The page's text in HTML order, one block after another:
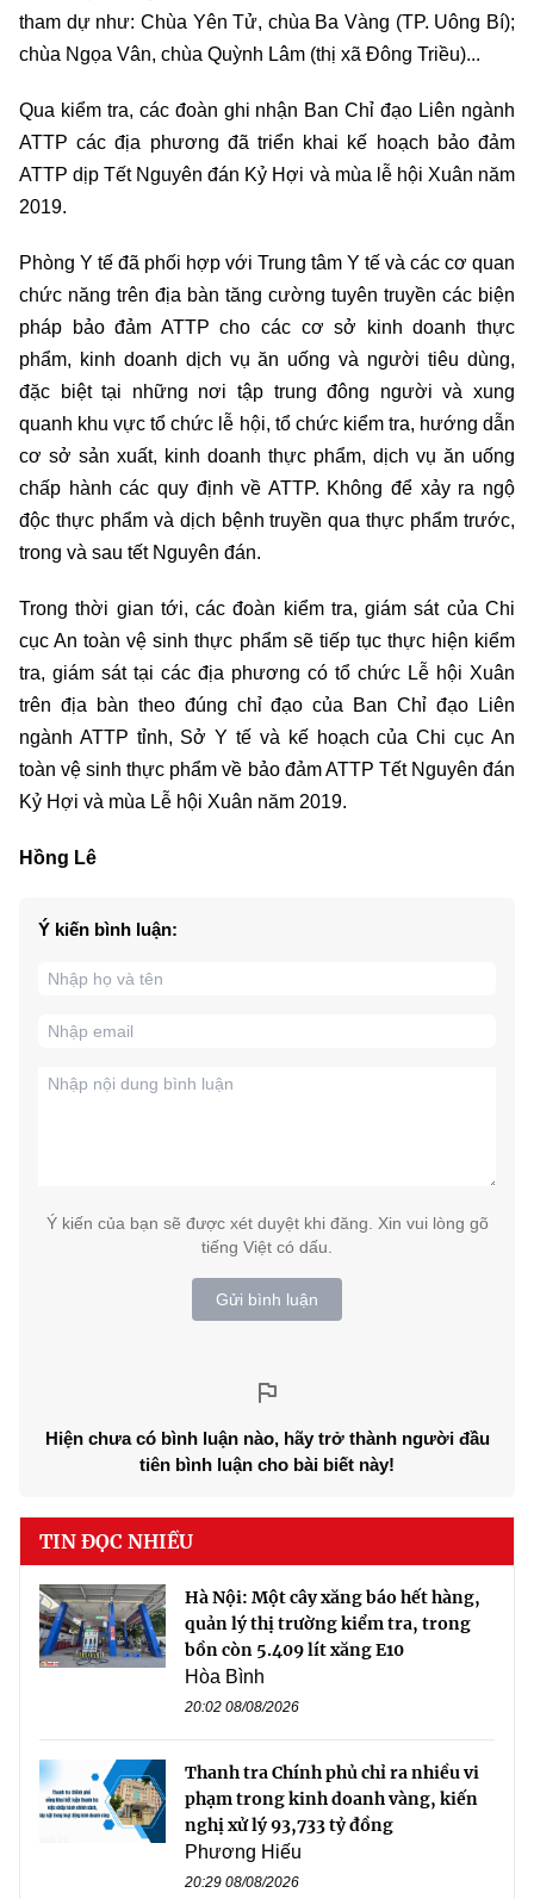
tham dự như: Chùa Yên Tử, chùa Ba Vàng (TP. Uông Bí);
chùa Ngọa Vân, chùa Quỳnh Lâm (thị xã Đông Triều)...
Qua kiểm tra, các đoàn ghi nhận Ban Chỉ đạo Liên ngành
ATTP các địa phương đã triển khai kế hoạch bảo đảm
ATTP dịp Tết Nguyên đán Kỷ Hợi và mùa lễ hội Xuân năm
2019.
Phòng Y tế đã phối hợp với Trung tâm Y tế và các cơ quan
chức năng trên địa bàn tăng cường tuyên truyền các biện
pháp bảo đảm ATTP cho các cơ sở kinh doanh thực
phẩm, kinh doanh dịch vụ ăn uống và người tiêu dùng,
đặc biệt tại những nơi tập trung đông người và xung
quanh khu vực tổ chức lễ hội, tổ chức kiểm tra, hướng dẫn
cơ sở sản xuất, kinh doanh thực phẩm, dịch vụ ăn uống
chấp hành các quy định về ATTP. Không để xảy ra ngộ
độc thực phẩm và dịch bệnh truyền qua thực phẩm trước,
trong và sau tết Nguyên đán.
Trong thời gian tới, các đoàn kiểm tra, giám sát của Chi
cục An toàn vệ sinh thực phẩm sẽ tiếp tục thực hiện kiểm
tra, giám sát tại các địa phương có tổ chức Lễ hội Xuân
trên địa bàn theo đúng chỉ đạo của Ban Chỉ đạo Liên
ngành ATTP tỉnh, Sở Y tế và kế hoạch của Chi cục An
toàn vệ sinh thực phẩm về bảo đảm ATTP Tết Nguyên đán
Kỷ Hợi và mùa Lễ hội Xuân năm 2019.
Hồng Lê
Ý kiến bình luận:
Ý kiến của bạn sẽ được xét duyệt khi đăng. Xin vui lòng gõ
tiếng Việt có dấu.
Gửi bình luận
Hiện chưa có bình luận nào, hãy trở thành người đầu
tiên bình luận cho bài biết này!
TIN ĐỌC NHIỀU
Hà Nội: Một cây xăng báo hết hàng,
quản lý thị trường kiểm tra, trong
bồn còn 5.409 lít xăng E10
Hòa Bình
20:02 08/08/2026
Thanh tra Chính phủ chỉ ra nhiều vi
phạm trong kinh doanh vàng, kiến
nghị xử lý 93,733 tỷ đồng
Phương Hiếu
20:29 08/08/2026